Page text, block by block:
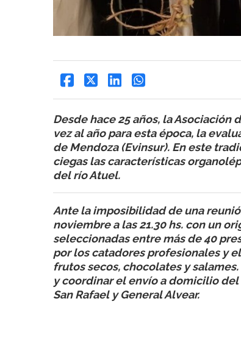
Desde hace 25 años, la Asociación
vez al año para esta época, la
de Mendoza (Evinsur). En este
ciegas las características
del río Atuel.
Ante la imposibilidad de una
noviembre a las 21.30 hs. con un
seleccionadas entre más de 40
por los catadores profesionales y
frutos secos, chocolates y
y coordinar el envío a domicilio
San Rafael y General Alvear.